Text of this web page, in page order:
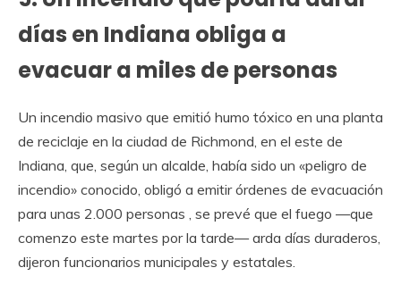
días en Indiana obliga a
evacuar a miles de personas
Un incendio masivo que emitió humo tóxico en una planta
de reciclaje en la ciudad de Richmond, en el este de
Indiana, que, según un alcalde, había sido un «peligro de
incendio» conocido, obligó a emitir órdenes de evacuación
para unas 2.000 personas , se prevé que el fuego —que
comenzo este martes por la tarde—arda días duraderos,
dijeron funcionarios municipales y estatales.